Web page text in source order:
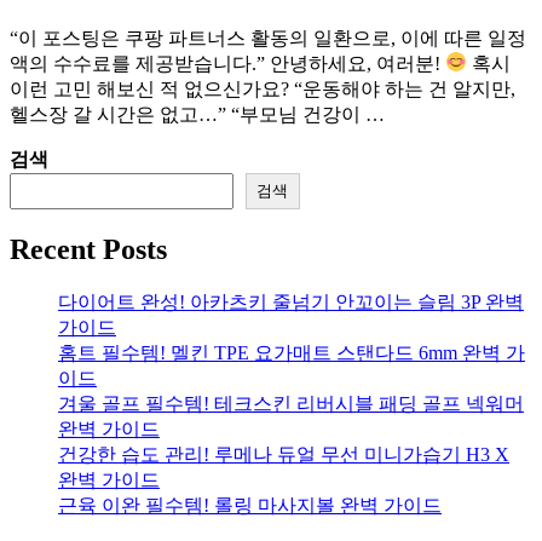
“이 포스팅은 쿠팡 파트너스 활동의 일환으로, 이에 따른 일정
액의 수수료를 제공받습니다.” 안녕하세요, 여러분!
혹시
이런 고민 해보신 적 없으신가요? “운동해야 하는 건 알지만,
헬스장 갈 시간은 없고…” “부모님 건강이 …
검색
검색
Recent Posts
다이어트 완성! 아카츠키 줄넘기 안꼬이는 슬림 3P 완벽
가이드
홈트 필수템! 멜킨 TPE 요가매트 스탠다드 6mm 완벽 가
이드
겨울 골프 필수템! 테크스킨 리버시블 패딩 골프 넥워머
완벽 가이드
건강한 습도 관리! 루메나 듀얼 무선 미니가습기 H3 X
완벽 가이드
근육 이완 필수템! 롤링 마사지볼 완벽 가이드